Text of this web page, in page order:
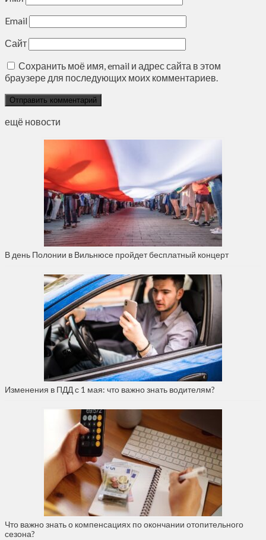
Email
Сайт
Сохранить моё имя, email и адрес сайта в этом
браузере для последующих моих комментариев.
ещё новости
В день Полонии в Вильнюсе пройдет бесплатный концерт
Изменения в ПДД с 1 мая: что важно знать водителям?
Что важно знать о компенсациях по окончании отопительного
сезона?